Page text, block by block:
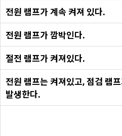
전원 램프가 계속 켜져 있다.
전원 램프가 깜박인다.
절전 램프가 켜져있다.
전원 램프는 켜져있고, 점검 램
발생한다.